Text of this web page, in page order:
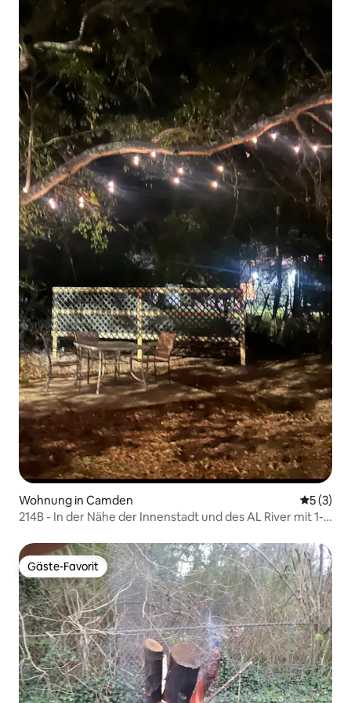
Wohnung in Camden
5 (3)
214B - In der Nähe der Innenstadt und des AL River mit 1-K
Gäste-Favorit
Gäste-Favorit